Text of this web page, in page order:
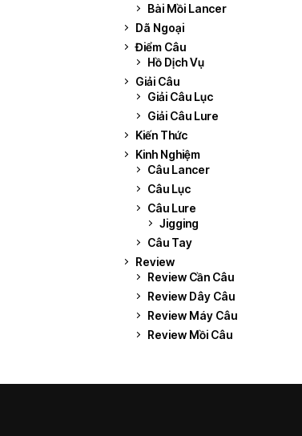
Bài Mồi Lancer
Dã Ngoại
Điểm Câu
Hồ Dịch Vụ
Giải Câu
Giải Câu Lục
Giải Câu Lure
Kiến Thức
Kinh Nghiệm
Câu Lancer
Câu Lục
Câu Lure
Jigging
Câu Tay
Review
Review Cần Câu
Review Dây Câu
Review Máy Câu
Review Mồi Câu